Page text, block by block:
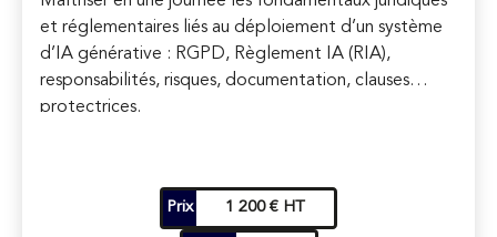
et réglementaires liés au déploiement d’un système
d’IA générative : RGPD, Règlement IA (RIA),
responsabilités, risques, documentation, clauses
protectrices.
Prix 1 200 € HT